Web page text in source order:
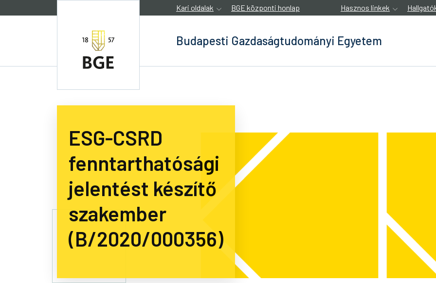
Kari oldalak BGE központi honlap Hasznos linkek
Budapesti Gazdaságtudományi Egyetem
ESG-CSRD
fenntarthatósági
jelentést készítő
szakember
(B/2020/000356)